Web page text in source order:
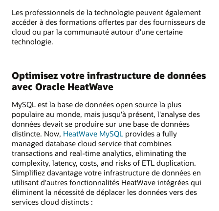
Les professionnels de la technologie peuvent également
accéder à des formations offertes par des fournisseurs de
cloud ou par la communauté autour d'une certaine
technologie.
Optimisez votre infrastructure de données
avec Oracle HeatWave
MySQL est la base de données open source la plus
populaire au monde, mais jusqu'à présent, l'analyse des
données devait se produire sur une base de données
distincte. Now, HeatWave MySQL provides a fully
managed database cloud service that combines
transactions and real-time analytics, eliminating the
complexity, latency, costs, and risks of ETL duplication.
Simplifiez davantage votre infrastructure de données en
utilisant d'autres fonctionnalités HeatWave intégrées qui
éliminent la nécessité de déplacer les données vers des
services cloud distincts :